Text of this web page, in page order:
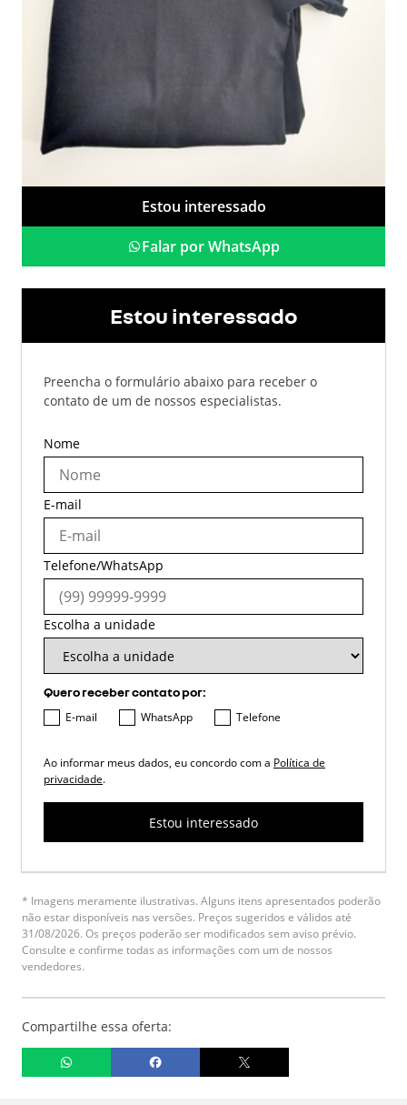
Estou interessado
Falar por WhatsApp
Estou interessado
Preencha o formulário abaixo para receber o
contato de um de nossos especialistas.
Nome
E-mail
Telefone/WhatsApp
Escolha a unidade
Quero receber contato por:
E-mail
WhatsApp Telefone
Ao informar meus dados, eu concordo com a Política de
privacidade.
Estou interessado
* Imagens meramente ilustrativas. Alguns itens apresentados poderão
não estar disponíveis nas versões. Preços sugeridos e válidos até
31/08/2026. Os preços poderão ser modificados sem aviso prévio.
Consulte e confirme todas as informações com um de nossos
vendedores.
Compartilhe essa oferta: